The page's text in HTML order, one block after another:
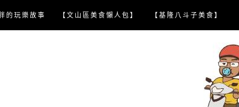
的玩樂故事 【文山區美食懶人包】 【基隆八斗子美食】